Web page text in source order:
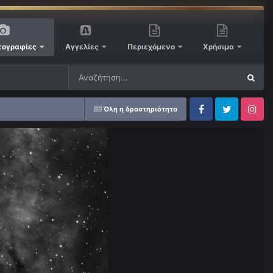
Αγγελίες Περιεχόμενο Χρήσιμα
Όλη η δραστηριότητα
FacebookTwitter Instagram